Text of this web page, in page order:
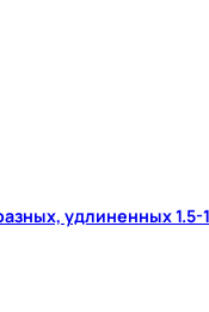
удлиненных 1.5-